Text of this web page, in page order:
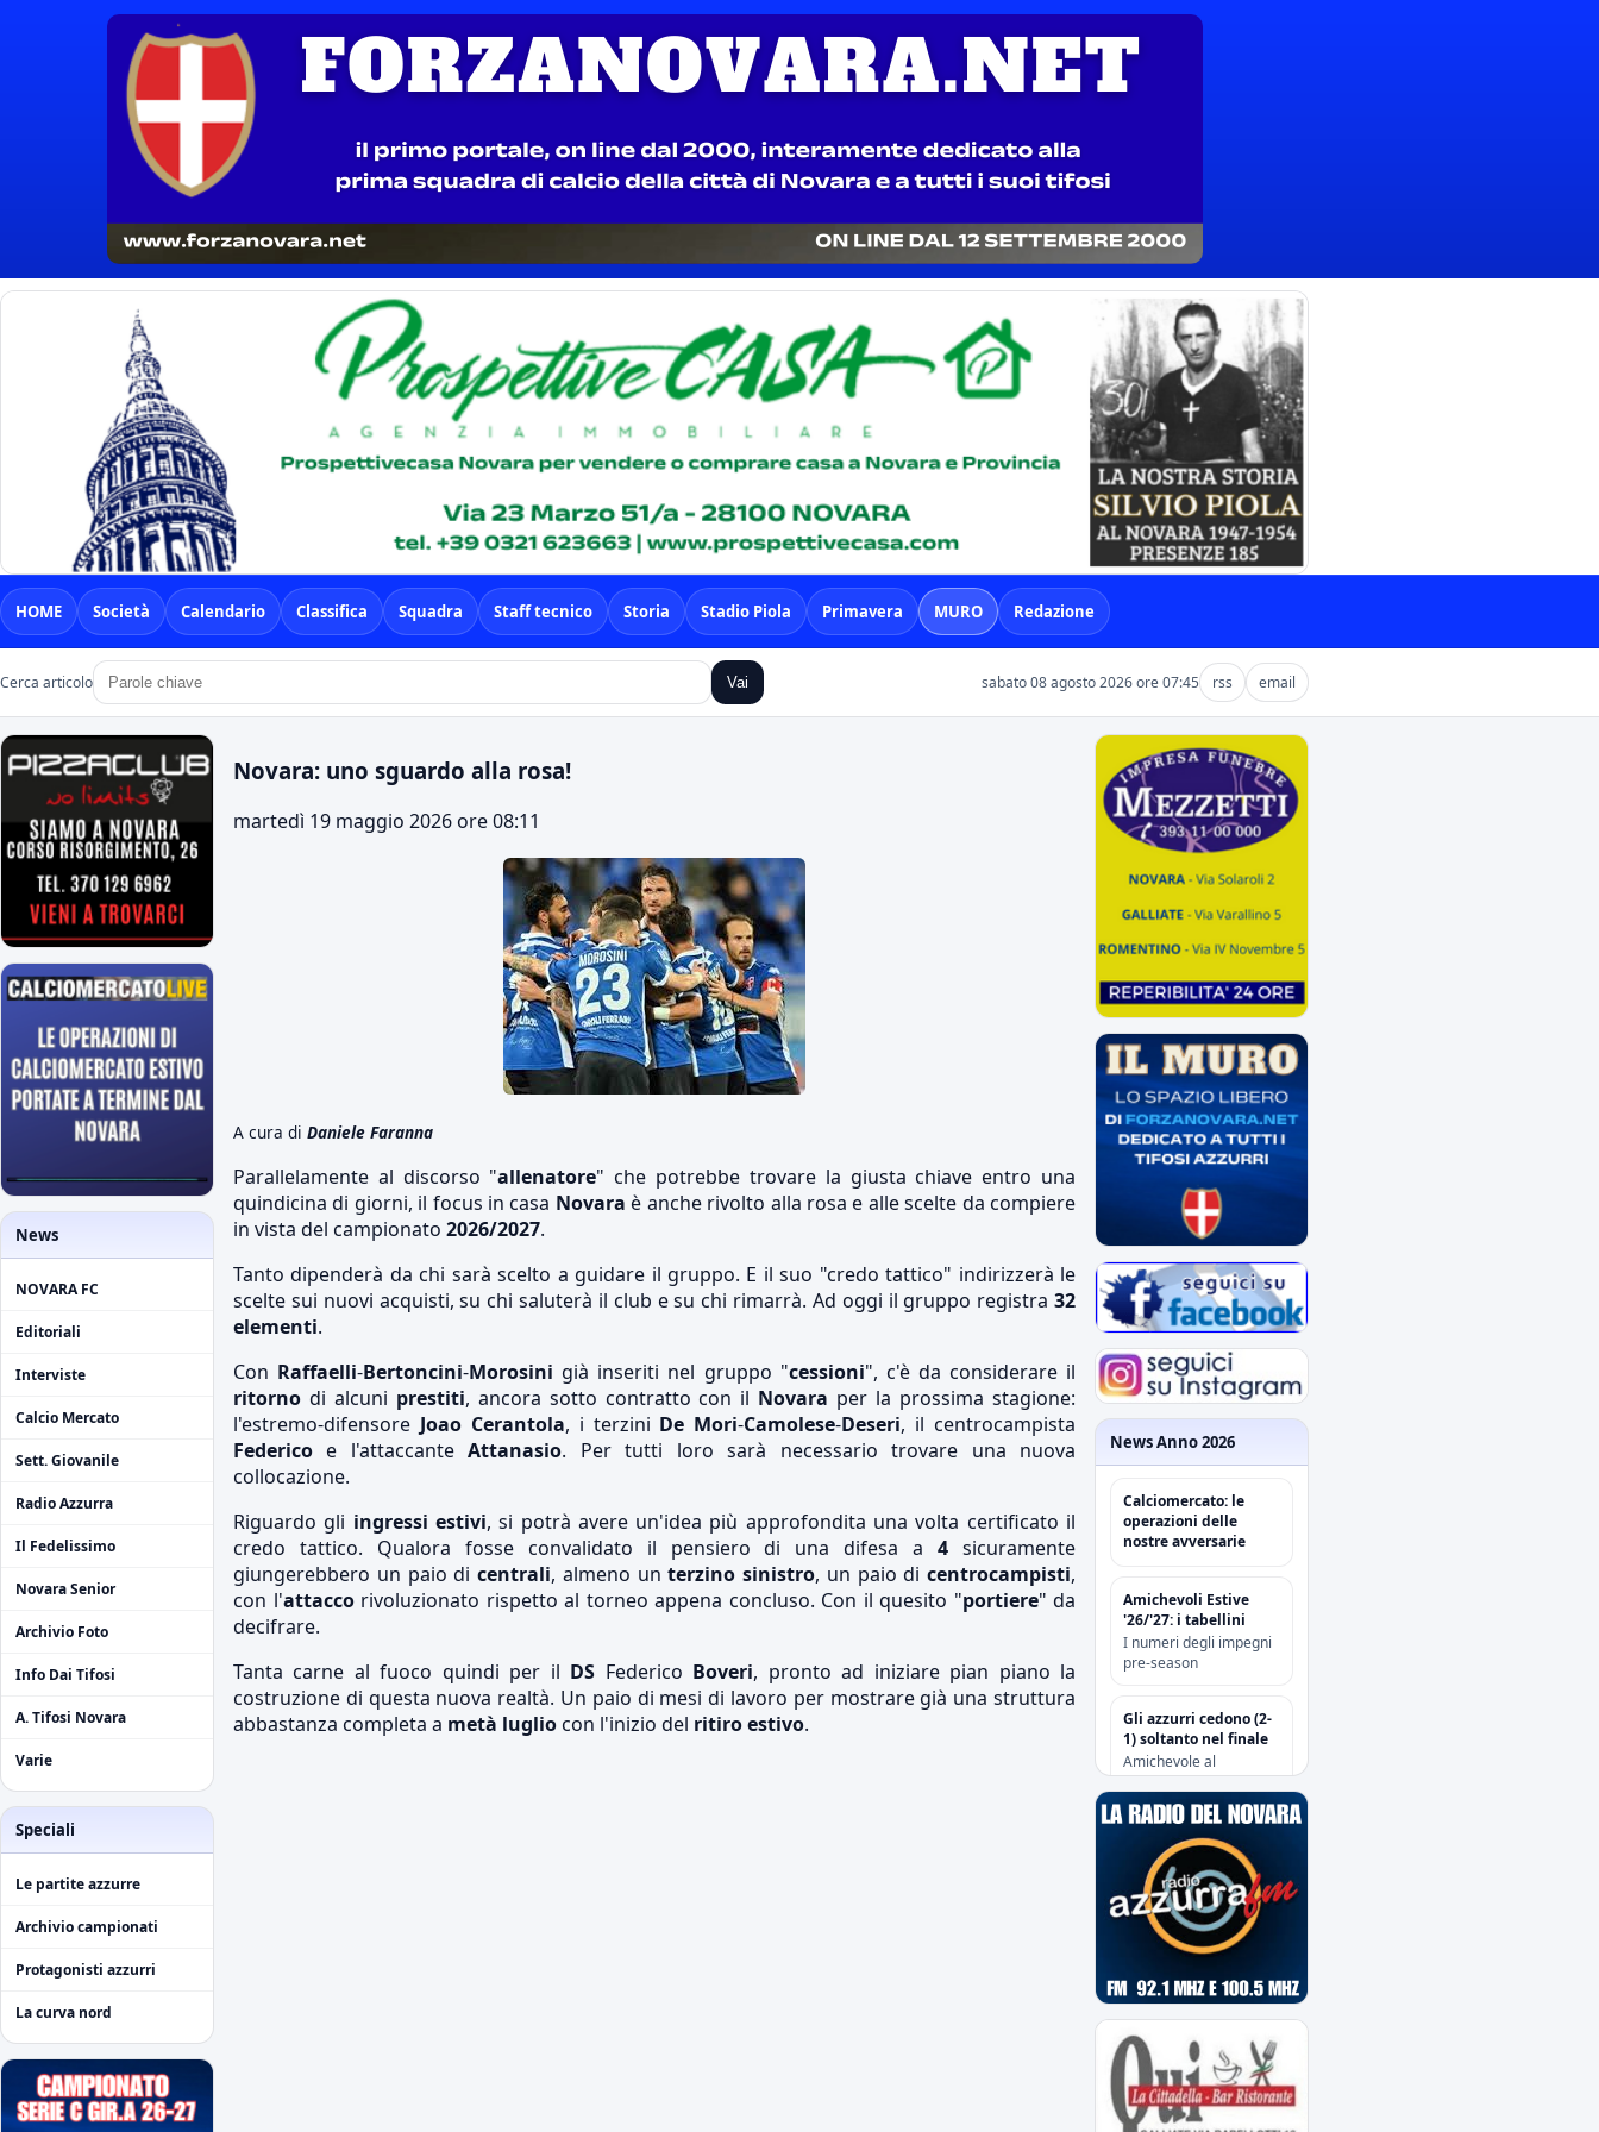
HOME Società Calendario Classifica Squadra Staff tecnico Storia Stadio Piola Primavera MURO Redazione
Cerca articolo Vai sabato 08 agosto 2026 ore 07:45 rss email
News
NOVARA FC
Editoriali
Interviste
Calcio Mercato
Sett. Giovanile
Radio Azzurra
Il Fedelissimo
Novara Senior
Archivio Foto
Info Dai Tifosi
A. Tifosi Novara
Varie
Speciali
Le partite azzurre
Archivio campionati
Protagonisti azzurri
La curva nord
Novara: uno sguardo alla rosa!
martedì 19 maggio 2026 ore 08:11
A cura di Daniele Faranna
Parallelamente al discorso "allenatore" che potrebbe trovare la giusta chiave entro una
quindicina di giorni, il focus in casa Novara è anche rivolto alla rosa e alle scelte da compiere
in vista del campionato 2026/2027.
Tanto dipenderà da chi sarà scelto a guidare il gruppo. E il suo "credo tattico" indirizzerà le
scelte sui nuovi acquisti, su chi saluterà il club e su chi rimarrà. Ad oggi il gruppo registra 32
elementi.
Con Raffaelli-Bertoncini-Morosini già inseriti nel gruppo "cessioni", c'è da considerare il
ritorno di alcuni prestiti, ancora sotto contratto con il Novara per la prossima stagione:
l'estremo-difensore Joao Cerantola, i terzini De Mori-Camolese-Deseri, il centrocampista
Federico e l'attaccanteAttanasio. Per tutti loro sarà necessario trovare una nuova
collocazione.
Riguardo gli ingressi estivi, si potrà avere un'idea più approfondita una volta certificato il
credo tattico. Qualora fosse convalidato il pensiero di una difesa a4 sicuramente
giungerebbero un paio di centrali, almeno unterzino sinistro, un paio di centrocampisti,
con l'attacco rivoluzionato rispetto al torneo appena concluso. Con il quesito "portiere" da
decifrare.
Tanta carne al fuoco quindi per il DS Federico Boveri, pronto ad iniziare pian piano la
costruzione di questa nuova realtà. Un paio di mesi di lavoro per mostrare già una struttura
abbastanza completa a metà lugliocon l'inizio del ritiro estivo.
News Anno 2026
Calciomercato: le
operazioni delle
nostre avversarie
Amichevoli Estive
'26/'27: i tabellini
I numeri degli impegni
pre-season
Gli azzurri cedono (2-
1) soltanto nel finale
Amichevole al
“Sannazzari” di Chiavari
tra Entella e Novara
Risoluzione
contrattuale con
Attanasio e Camolese
Risoluzione
contrattuale con
Alberti
Acquisti/Cessioni
"Sessione Estiva
2026/2027"
tutte le operazioni degli